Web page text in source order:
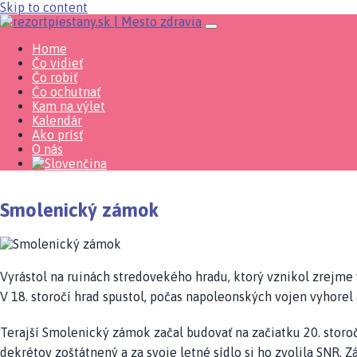
Skip to content
Home
Čo vidieť
Čo robiť
Čo ochutnať
Kam na výlet
Kalendár
Ako prísť
O nás
Smolenický zámok
Vyrástol na ruinách stredovekého hradu, ktorý vznikol
V 18. storočí hrad spustol, počas napoleonských vojen
Terajší Smolenický zámok začal budovať na začiatku 20.
dekrétov zoštátnený a za svoje letné sídlo si ho zvolila SNR.